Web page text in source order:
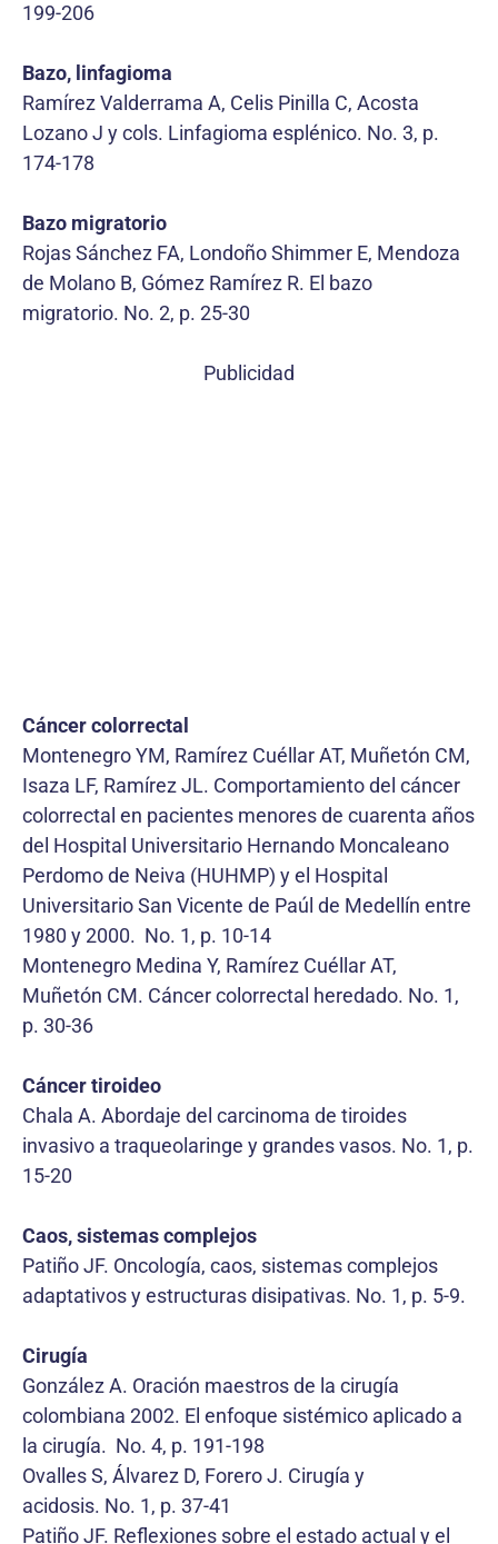
199-206
Bazo, linfagioma
Ramírez Valderrama A, Celis Pinilla C, Acosta
Lozano J y cols. Linfagioma esplénico. No. 3, p.
174-178
Bazo migratorio
Rojas Sánchez FA, Londoño Shimmer E, Mendoza
de Molano B, Gómez Ramírez R. El bazo
migratorio. No. 2, p. 25-30
Publicidad
Cáncer colorrectal
Montenegro YM, Ramírez Cuéllar AT, Muñetón CM,
Isaza LF, Ramírez JL. Comportamiento del cáncer
colorrectal en pacientes menores de cuarenta años
del Hospital Universitario Hernando Moncaleano
Perdomo de Neiva (HUHMP) y el Hospital
Universitario San Vicente de Paúl de Medellín entre
1980 y 2000. No. 1, p. 10-14
Montenegro Medina Y, Ramírez Cuéllar AT,
Muñetón CM. Cáncer colorrectal heredado. No. 1,
p. 30-36
Cáncer tiroideo
Chala A. Abordaje del carcinoma de tiroides
invasivo a traqueolaringe y grandes vasos. No. 1, p.
15-20
Caos, sistemas complejos
Patiño JF. Oncología, caos, sistemas complejos
adaptativos y estructuras disipativas. No. 1, p. 5-9.
Cirugía
González A. Oración maestros de la cirugía
colombiana 2002. El enfoque sistémico aplicado a
la cirugía. No. 4, p. 191-198
Ovalles S, Álvarez D, Forero J. Cirugía y
acidosis. No. 1, p. 37-41
Patiño JF. Reflexiones sobre el estado actual y el